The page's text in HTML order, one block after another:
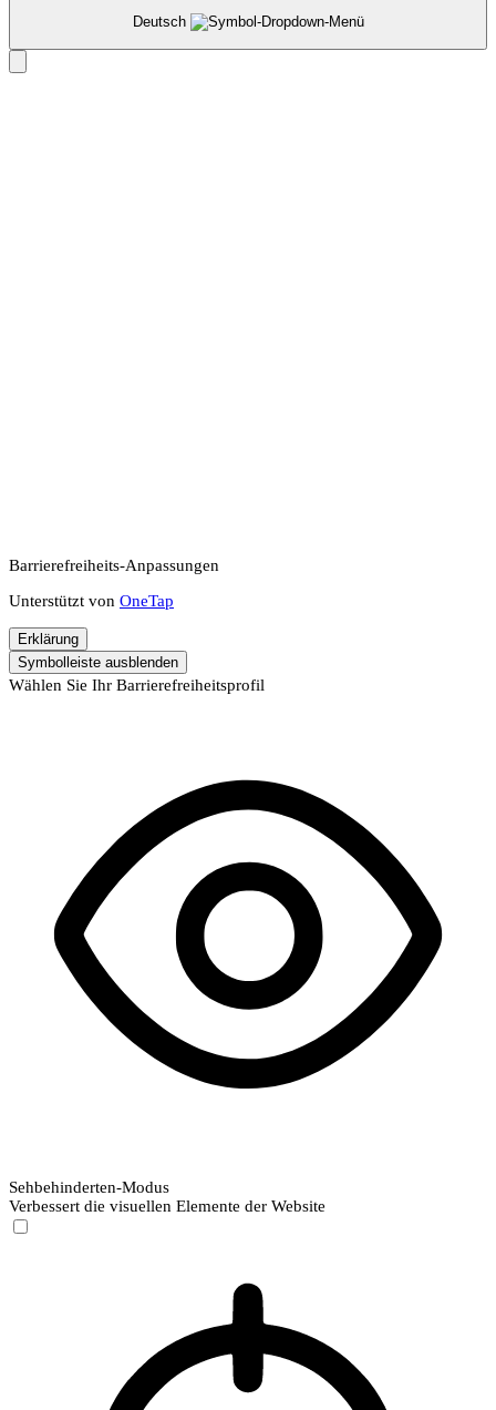
Deutsch
Barrierefreiheits-Anpassungen
Unterstützt von OneTap
Erklärung
Symbolleiste ausblenden
Wählen Sie Ihr Barrierefreiheitsprofil
Sehbehinderten-Modus
Verbessert die visuellen Elemente der Website